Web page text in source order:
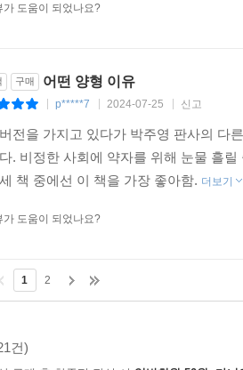
가 도움이 되었나요?
구매 어떤 양형 이유
p*****7 2024-07-25 신고
전을 가지고 있다가 박주영 판사의 다
. 비정한 사회에 약자를 위해 눈물 흘
책 중에선 이 책을 가장 좋아함. 더보기
가 도움이 되었나요?
1 2
건)